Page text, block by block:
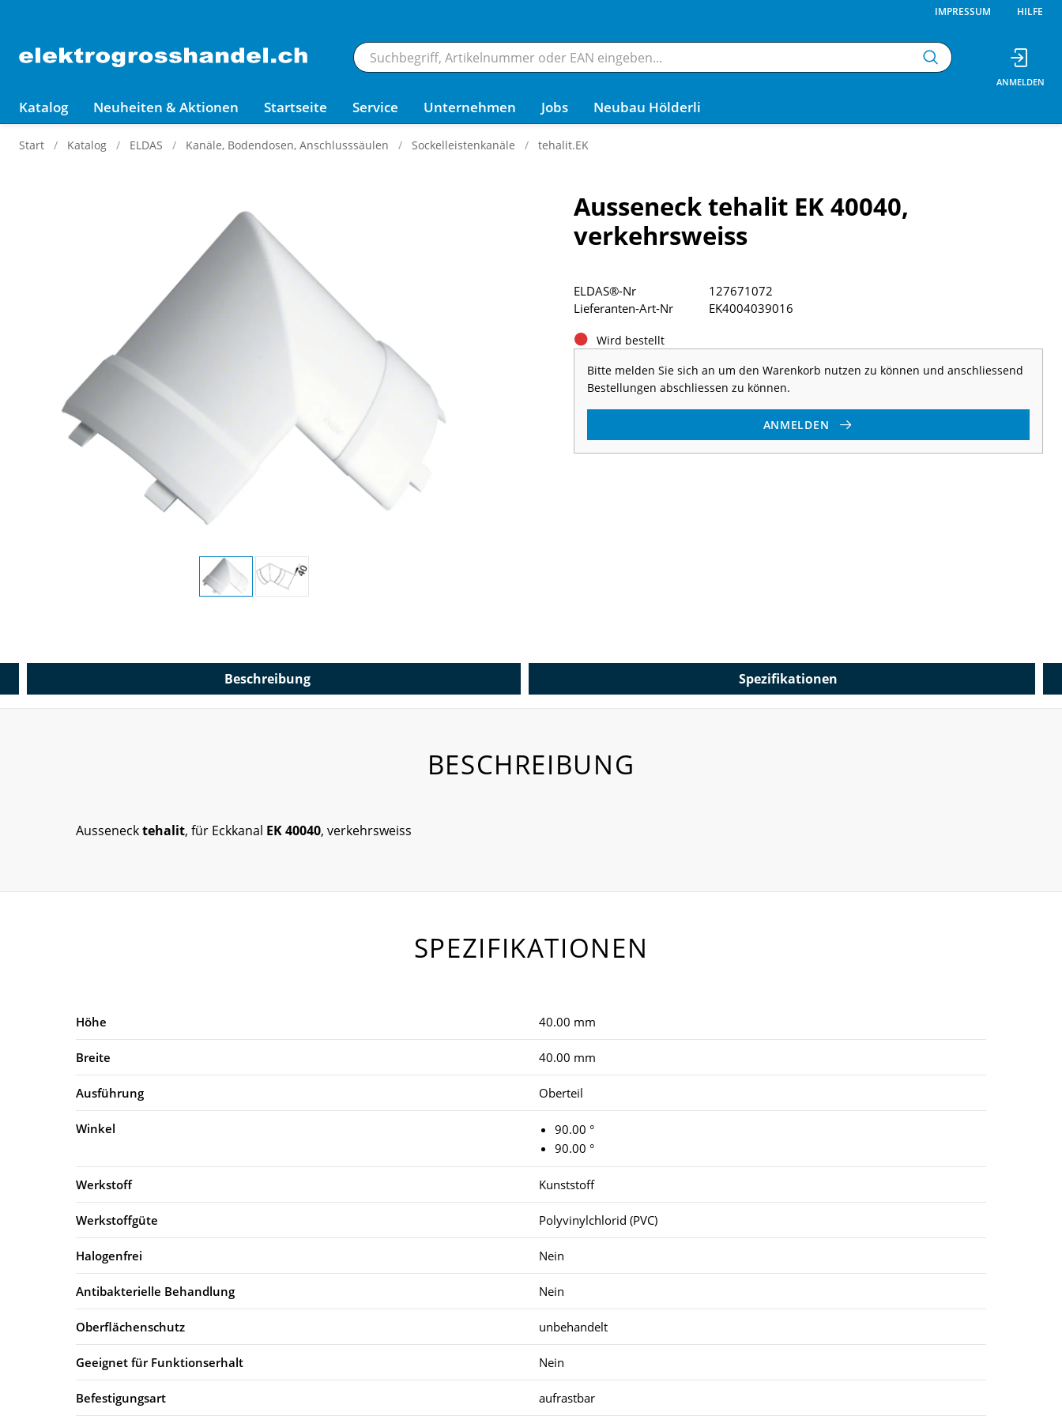
IMPRESSUM HILFE
Katalog Neuheiten & Aktionen Startseite Service Unternehmen Jobs Neubau Hölderli
Start Katalog ELDAS Kanäle, Bodendosen, Anschlusssäulen Sockelleistenkanäle tehalit.EK
Ausseneck tehalit EK 40040,
verkehrsweiss
Wird bestellt
Bitte melden Sie sich an um den Warenkorb nutzen zu können und anschliessend
Bestellungen abschliessen zu können.
ANMELDEN
ELDAS®-Nr
127671072
Lieferanten-Art-Nr
EK4004039016
Beschreibung Spezifikationen
BESCHREIBUNG
Aussenecktehalit, für Eckkanal EK 40040, verkehrsweiss
SPEZIFIKATIONEN
Höhe 40.00 mm
Breite 40.00 mm
Ausführung Oberteil
Winkel
90.00 °
90.00 °
Werkstoff Kunststoff
Werkstoffgüte Polyvinylchlorid (PVC)
Halogenfrei Nein
Antibakterielle Behandlung Nein
Oberflächenschutz unbehandelt
Geeignet für Funktionserhalt Nein
Befestigungsart aufrastbar